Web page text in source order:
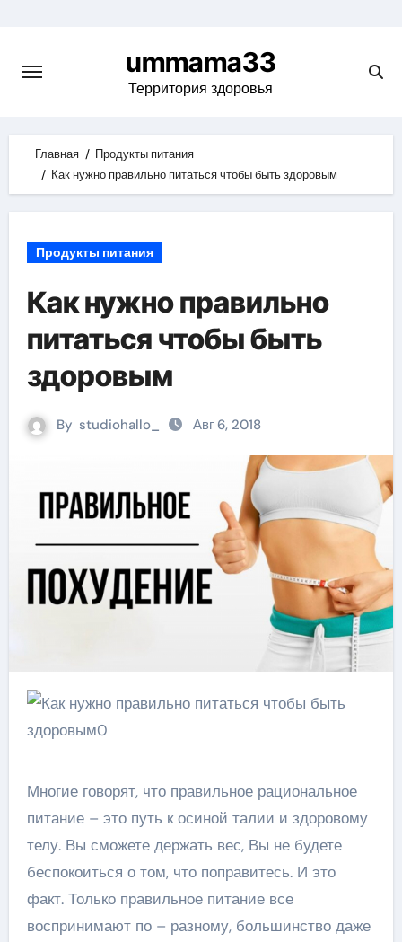
content
ummama33
Территория здоровья
Главная
Продукты питания
Как нужно правильно питаться чтобы быть здоровым
Продукты питания
Как нужно правильно
питаться чтобы быть
здоровым
By studiohallo_ Авг 6, 2018
Многие говорят, что правильное рациональное
питание – это путь к осиной талии и здоровому
телу. Вы сможете держать вес, Вы не будете
беспокоиться о том, что поправитесь. И это
факт. Только правильное питание все
воспринимают по – разному, большинство даже